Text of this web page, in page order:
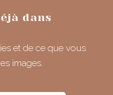
dans
et de ce que vous
images.